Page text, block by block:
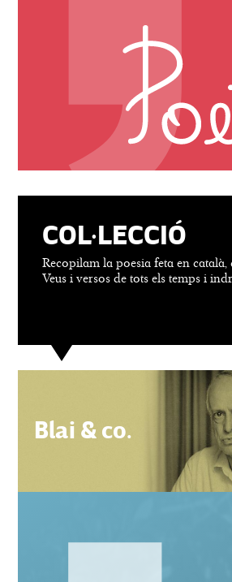
COL·LECCIÓ
Recopilam la poesia feta en
Veus i versos de tots els temps i
Blai & co.